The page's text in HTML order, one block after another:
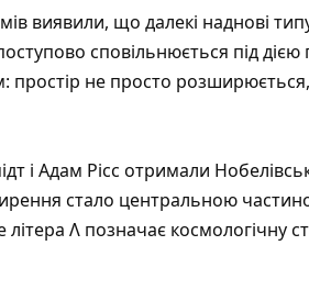
виявили, що далекі наднові
сповільнюється під дією
не просто
і Адам Рісс отримали
стало центральною
літера Λ позначає космологічну